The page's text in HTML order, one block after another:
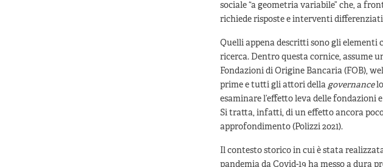
sociale “a geometria variabile” che, a
richiede risposte e interventi
Quelli appena descritti sono gli elementi
ricerca. Dentro questa cornice, assume
Fondazioni di Origine Bancaria (FOB),
prime e tutti gli attori dellagovernance
esaminare l’effetto leva delle fondazioni
Si tratta, infatti, di un effetto ancora
approfondimento (Polizzi 2021).
Il contesto storico in cui è stata
pandemia da Covid-19 ha messo a dura